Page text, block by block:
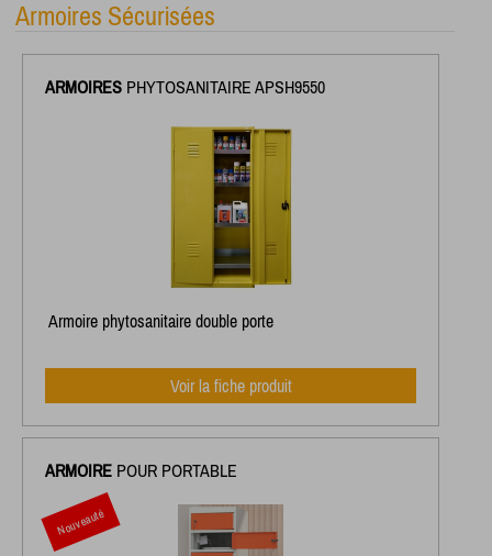
Armoires Sécurisées
ARMOIRES PHYTOSANITAIRE APSH9550
Armoire phytosanitaire double porte
Voir la fiche produit
ARMOIRE POUR PORTABLE
Nouveauté